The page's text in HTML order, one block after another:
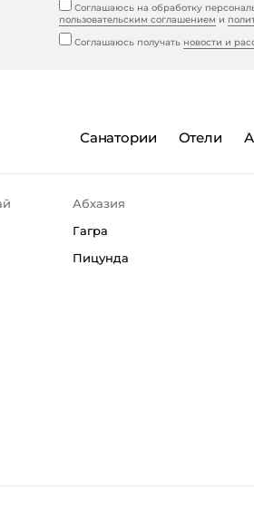
Соглашаюсь на обработку
пользовательским соглашением и
Соглашаюсь получать новости и
Санатории Отели
Абхазия
Гагра
Пицунда